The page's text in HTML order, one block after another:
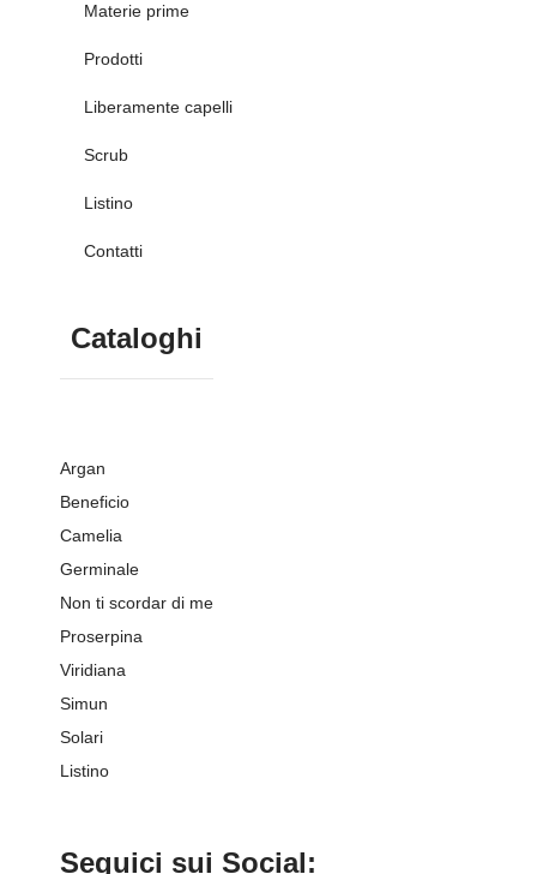
Materie prime
Prodotti
Liberamente capelli
Scrub
Listino
Contatti
Cataloghi
Argan
Beneficio
Camelia
Germinale
Non ti scordar di me
Proserpina
Viridiana
Simun
Solari
Listino
Seguici sui Social: